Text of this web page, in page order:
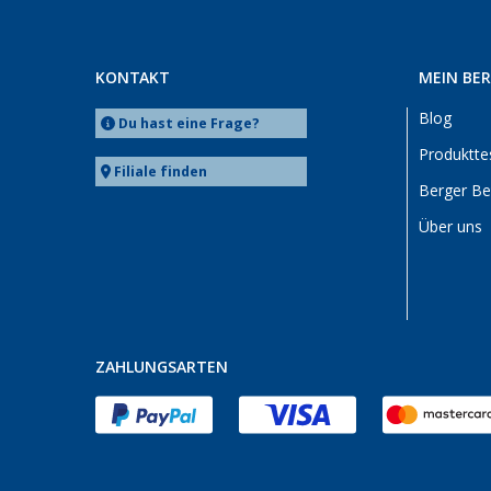
KONTAKT
Du hast eine Frage?
Filiale finden
MEIN
Blog
Berger
Über uns
ZAHLUNGSARTEN